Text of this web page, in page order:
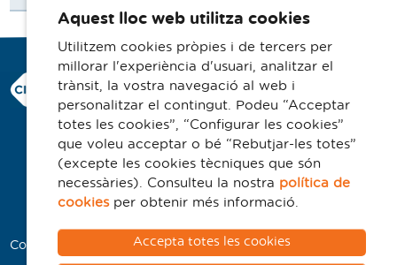
Consorci Hospitalari de Vic
Carrer Francesc Pla 'El Vigatà', 1
08500 Vic
Telèfon 93 702 77 16
Contacte
Avís legal
Politica de cookies
Col·laboradors
Aquest lloc web utilitza cookies
Utilitzem cookies pròpies i de tercers per
millorar l'experiència d'usuari, analitzar el
trànsit, la vostra navegació al web i
personalitzar el contingut. Podeu “Acceptar
totes les cookies”, “Configurar les cookies”
que voleu acceptar o bé “Rebutjar-les totes”
(excepte les cookies tècniques que són
necessàries). Consulteu la nostra política de
cookiesper obtenir més informació.
Accepta totes les cookies